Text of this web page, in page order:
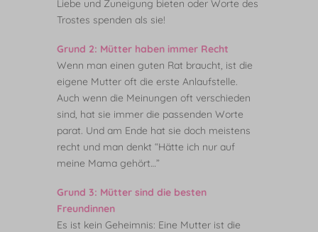
Liebe und Zuneigung bieten oder Worte des
Trostes spenden als sie!
Grund 2: Mütter haben immer Recht
Wenn man einen guten Rat braucht, ist die
eigene Mutter oft die erste Anlaufstelle.
Auch wenn die Meinungen oft verschieden
sind, hat sie immer die passenden Worte
parat. Und am Ende hat sie doch meistens
recht und man denkt “Hätte ich nur auf
meine Mama gehört…”
Grund 3: Mütter sind die besten
Freundinnen
Es ist kein Geheimnis: Eine Mutter ist die